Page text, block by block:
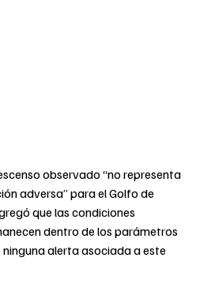
observado “no representa
adversa” para el Golfo de
que las condiciones
dentro de los parámetros
ninguna alerta asociada a este